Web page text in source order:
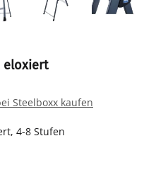
eloxiert
Steelboxx kaufen
4-8 Stufen